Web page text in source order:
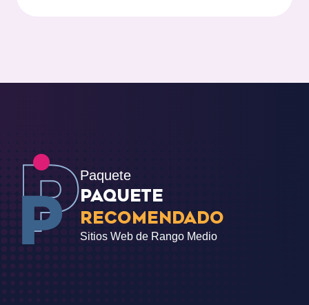
Paquete
PAQUETE
RECOMENDADO
Sitios Web de Rango Medio